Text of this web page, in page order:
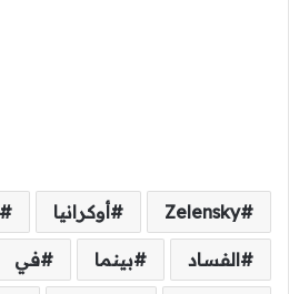
Zelensky أوكرانيا
الفساد بينما في